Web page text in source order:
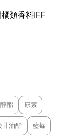
橘類香料IFF
酯 尿素
甘油酯 藍莓